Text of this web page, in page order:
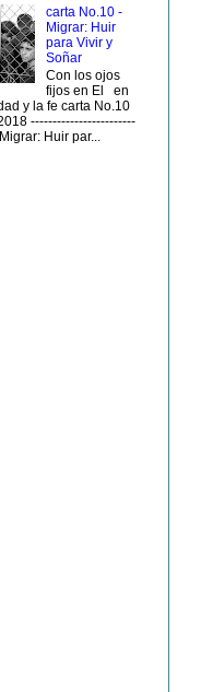
carta No.10 -
Migrar: Huir
para Vivir y
Soñar
Con los ojos
fijos en El en
y la fe carta No.10
------------------------
Huir par...